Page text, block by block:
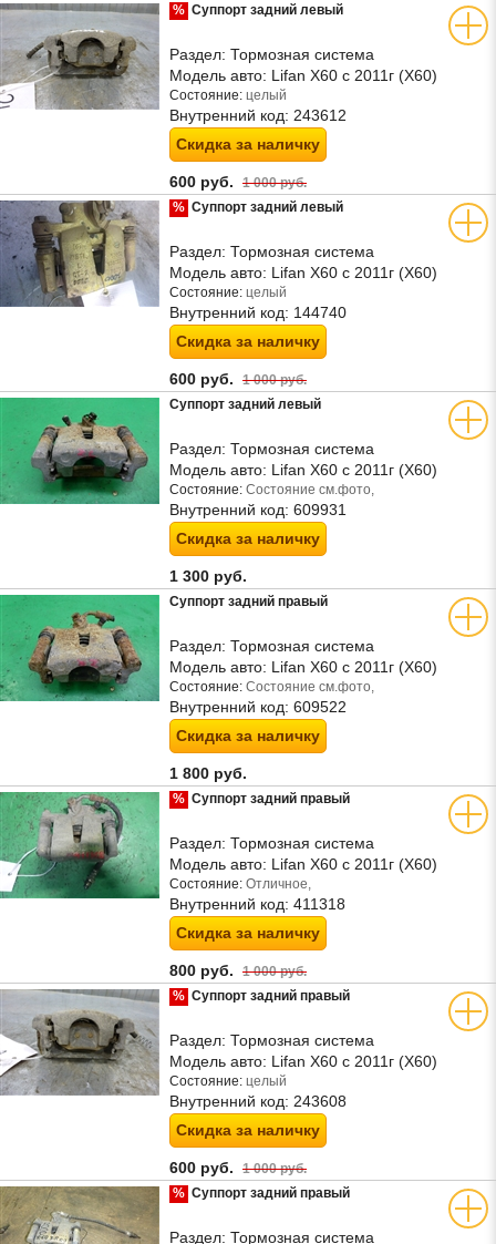
% Суппорт задний левый
Раздел: Тормозная система
Модель авто: Lifan X60 с 2011г (Х60)
Состояние: целый
Внутренний код: 243612
Скидка за наличку
600 руб. 1 000 руб.
% Суппорт задний левый
Раздел: Тормозная система
Модель авто: Lifan X60 с 2011г (Х60)
Состояние: целый
Внутренний код: 144740
Скидка за наличку
600 руб. 1 000 руб.
Суппорт задний левый
Раздел: Тормозная система
Модель авто: Lifan X60 с 2011г (Х60)
Состояние: Состояние см.фото,
Внутренний код: 609931
Скидка за наличку
1 300 руб.
Суппорт задний правый
Раздел: Тормозная система
Модель авто: Lifan X60 с 2011г (Х60)
Состояние: Состояние см.фото,
Внутренний код: 609522
Скидка за наличку
1 800 руб.
% Суппорт задний правый
Раздел: Тормозная система
Модель авто: Lifan X60 с 2011г (Х60)
Состояние: Отличное,
Внутренний код: 411318
Скидка за наличку
800 руб. 1 000 руб.
% Суппорт задний правый
Раздел: Тормозная система
Модель авто: Lifan X60 с 2011г (Х60)
Состояние: целый
Внутренний код: 243608
Скидка за наличку
600 руб. 1 000 руб.
% Суппорт задний правый
Раздел: Тормозная система